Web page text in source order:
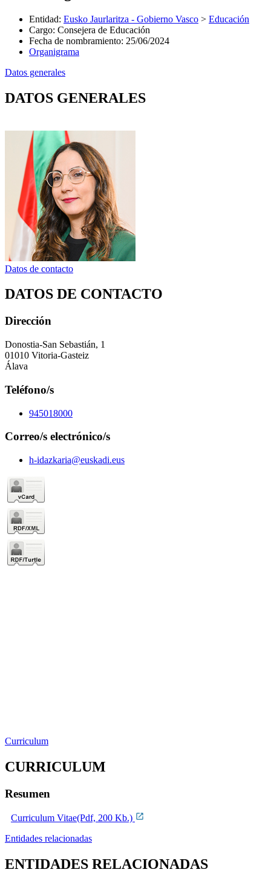
Entidad: Eusko Jaurlaritza - Gobierno Vasco > Educación
Cargo: Consejera de Educación
Fecha de nombramiento: 25/06/2024
Organigrama
Datos generales
DATOS GENERALES
Datos de contacto
DATOS DE CONTACTO
Dirección
Donostia-San Sebastián, 1
01010 Vitoria-Gasteiz
Álava
Teléfono/s
945018000
Correo/s electrónico/s
h-idazkaria@euskadi.eus
Curriculum
CURRICULUM
Resumen
Curriculum Vitae(Pdf, 200 Kb.)
Entidades relacionadas
ENTIDADES RELACIONADAS